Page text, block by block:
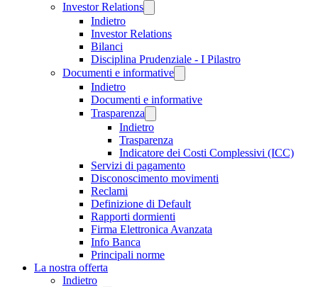
Investor Relations
Indietro
Investor Relations
Bilanci
Disciplina Prudenziale - I Pilastro
Documenti e informative
Indietro
Documenti e informative
Trasparenza
Indietro
Trasparenza
Indicatore dei Costi Complessivi (ICC)
Servizi di pagamento
Disconoscimento movimenti
Reclami
Definizione di Default
Rapporti dormienti
Firma Elettronica Avanzata
Info Banca
Principali norme
La nostra offerta
Indietro